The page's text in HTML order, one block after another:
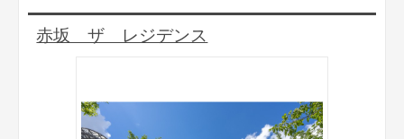
赤坂 ザ レジデンス